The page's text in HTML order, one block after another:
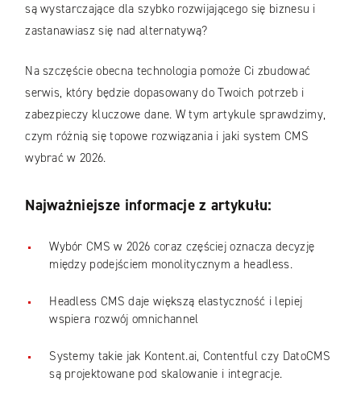
są wystarczające dla szybko rozwijającego się biznesu i
zastanawiasz się nad alternatywą?
Na szczęście obecna technologia pomoże Ci zbudować
serwis, który będzie dopasowany do Twoich potrzeb i
zabezpieczy kluczowe dane. W tym artykule sprawdzimy,
czym różnią się topowe rozwiązania i jaki system CMS
wybrać w 2026.
Najważniejsze informacje z artykułu:
Wybór CMS w 2026 coraz częściej oznacza decyzję
między podejściem monolitycznym a headless.
Headless CMS daje większą elastyczność i lepiej
wspiera rozwój omnichannel
Systemy takie jak Kontent.ai, Contentful czy DatoCMS
są projektowane pod skalowanie i integracje.